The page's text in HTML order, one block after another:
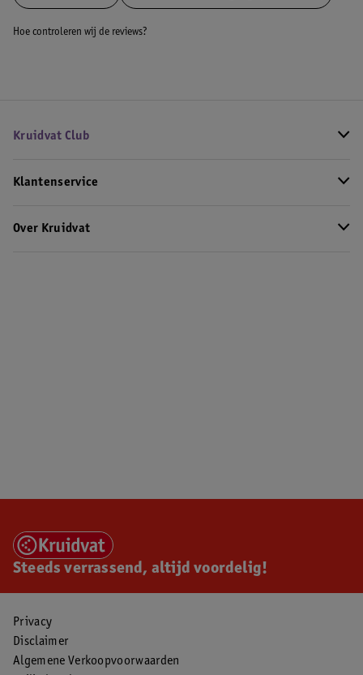
Hoe controleren wij de reviews?
Kruidvat Club
Klantenservice
Over Kruidvat
Steeds verrassend, altijd voordelig!
Privacy
Disclaimer
Algemene Verkoopvoorwaarden